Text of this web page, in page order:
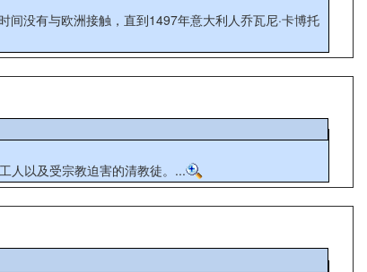
没有与欧洲接触，直到1497年意大利人乔瓦尼·卡博托
生活艰苦的工人以及受宗教迫害的清教徒。...